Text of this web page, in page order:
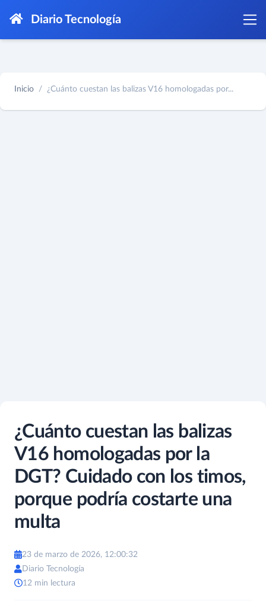
Diario Tecnología
Inicio ¿Cuánto cuestan las balizas V16 homologadas por...
¿Cuánto cuestan las balizas
V16 homologadas por la
DGT? Cuidado con los timos,
porque podría costarte una
multa
23 de marzo de 2026, 12:00:32
Diario Tecnología
12 min lectura